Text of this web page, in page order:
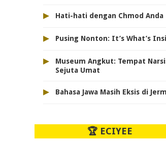
▸ Hati-hati dengan Chmod Anda
▸ Pusing Nonton: It’s What’s
▸
Museum Angkut: Tempat
Sejuta Umat
▸ Bahasa Jawa Masih Eksis di
🏆 ECIYEE